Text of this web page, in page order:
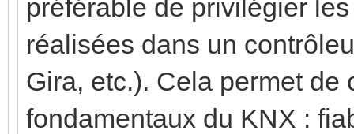
préférable de privilégier
réalisées dans un
Gira, etc.). Cela permet de
fondamentaux du KNX :